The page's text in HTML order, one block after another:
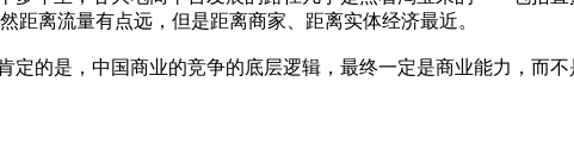
距离流量有点远，但是距离商家、距离实体经济最近。
的是，中国商业的竞争的底层逻辑，最终一定是商业能力，而不